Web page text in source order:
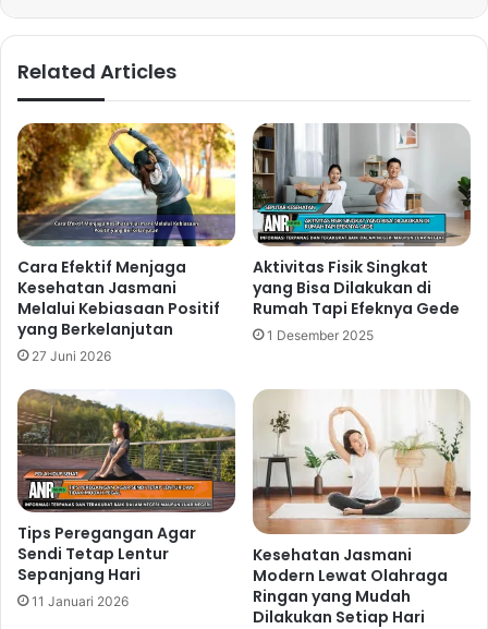
Related Articles
Cara Efektif Menjaga
Kesehatan Jasmani
Melalui Kebiasaan Positif
yang Berkelanjutan
27 Juni 2026
Aktivitas Fisik Singkat
yang Bisa Dilakukan di
Rumah Tapi Efeknya Gede
1 Desember 2025
Tips Peregangan Agar
Sendi Tetap Lentur
Sepanjang Hari
11 Januari 2026
Kesehatan Jasmani
Modern Lewat Olahraga
Ringan yang Mudah
Dilakukan Setiap Hari